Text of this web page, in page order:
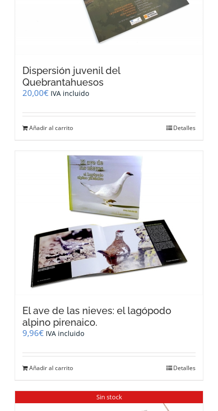
Dispersión juvenil del
Quebrantahuesos
20,00€ IVA incluido
Añadir al carrito Detalles
El ave de las nieves: el lagópodo
alpino pirenaico.
9,96€ IVA incluido
Añadir al carrito Detalles
Sin stock